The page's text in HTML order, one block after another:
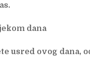
dana
usred ovog dana,